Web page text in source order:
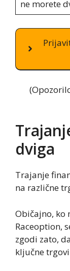
ne morete
dviga
Trajanje
na različne
Običajno, ko
Raceoption,
zgodi zato,
ključne